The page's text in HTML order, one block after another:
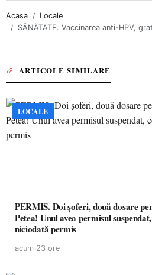
Acasa
Locale
SĂNĂTATE. Vaccinarea anti-HPV,
ARTICOLE SIMILARE
LOCALE
PERMIS. Doi șoferi, două dosare
Petea! Unul avea permisul
niciodată permis
acum 23 ore